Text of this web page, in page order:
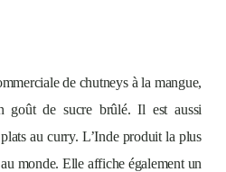
de chutneys à la mangue,
de sucre brûlé. Il est aussi
au curry. L’Inde produit la plus
monde. Elle affiche également un